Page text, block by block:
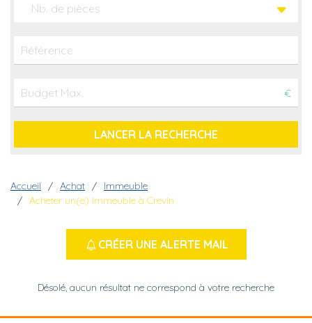
Nb. de pièces
€
Fil d'Ariane
Accueil Achat
Immeuble
Acheter un(e) immeuble à Crevin
CRÉER UNE ALERTE MAIL
Désolé, aucun résultat ne correspond à votre recherche